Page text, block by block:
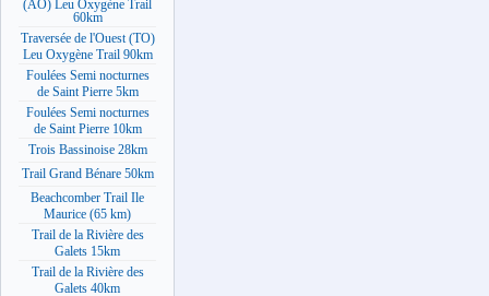
(AO) Leu Oxygène Trail
60km
Traversée de l'Ouest (TO)
Leu Oxygène Trail 90km
Foulées Semi nocturnes
de Saint Pierre 5km
Foulées Semi nocturnes
de Saint Pierre 10km
Trois Bassinoise 28km
Trail Grand Bénare 50km
Beachcomber Trail Ile
Maurice (65 km)
Trail de la Rivière des
Galets 15km
Trail de la Rivière des
Galets 40km